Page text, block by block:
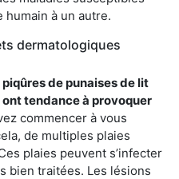
humain à un autre.
dermatologiques
piqûres de punaises de lit
tendance à provoquer
commencer à vous
de multiples plaies
plaies peuvent s’infecter
bien traitées. Les lésions